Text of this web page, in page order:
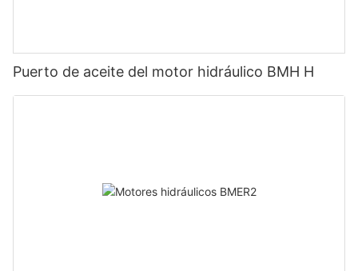
Puerto de aceite del motor hidráulico BMH H